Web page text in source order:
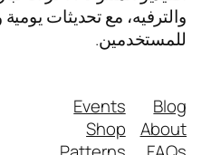
والترفيه، مع تحديثات
للمستخدمين.
Blog
About
Events
Shop